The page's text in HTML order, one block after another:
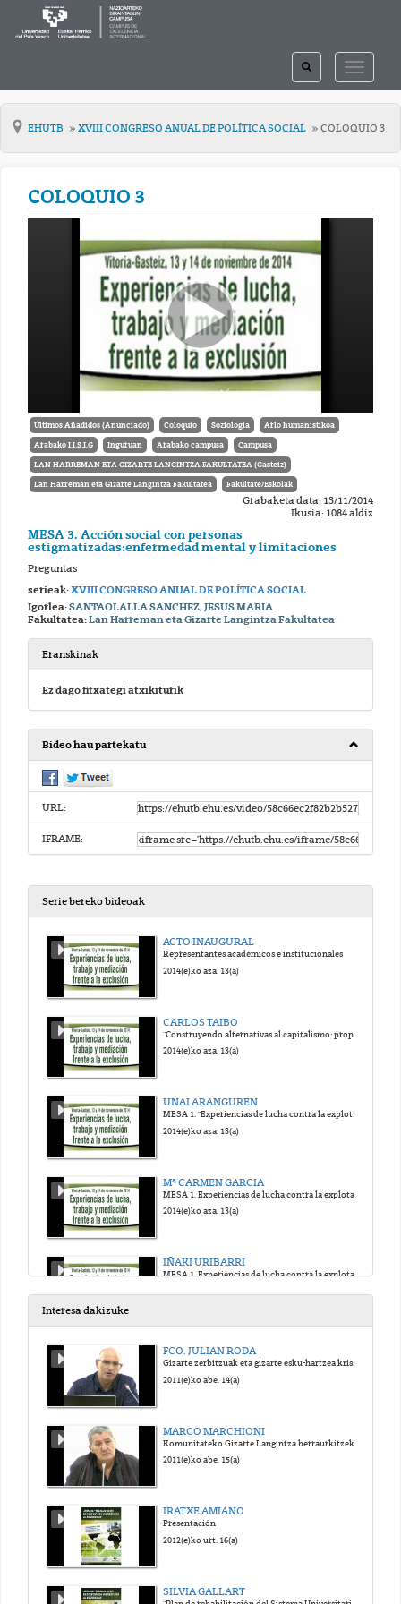
TOGGLE
TOGGLE
SEARCH
EHUTB XVIII CONGRESO ANUAL DE POLÍTICA SOCIAL COLOQUIO 3
COLOQUIO 3
Últimos Añadidos (Anunciado) Coloquio Soziologia Arlo humanistikoa
Arabako I.I.S.I.G Inguruan Arabako campusa Campusa
LAN HARREMAN ETA GIZARTE LANGINTZA FAKULTATEA (Gasteiz)
Lan Harreman eta Gizarte Langintza Fakultatea Fakultate/Eskolak
Grabaketa data: 13/11/2014
Ikusia: 1084 aldiz
MESA 3. Acción social con personas
estigmatizadas:enfermedad mental y limitaciones
Preguntas
serieak:XVIII CONGRESO ANUAL DE POLÍTICA SOCIAL
Igorlea:SANTAOLALLA SANCHEZ, JESUS MARIA
Fakultatea:Lan Harreman eta Gizarte Langintza Fakultatea
Eranskinak
Ez dago fitxategi atxikiturik
Bideo hau partekatu
URL:
IFRAME:
Serie bereko bideoak
ACTO INAUGURAL
Representantes académicos e institucionales
2014(e)ko aza. 13(a)
CARLOS TAIBO
"Construyendo alternativas al capitalismo: propuestas y experiencias transformadoras"
2014(e)ko aza. 13(a)
UNAI ARANGUREN
MESA 1. "Experiencias de lucha contra la explotación y la pobreza"
2014(e)ko aza. 13(a)
Mª CARMEN GARCIA
2014(e)ko aza. 13(a)
IÑAKI URIBARRI
MESA 1. Experiencias de lucha contra la explotación y la pobreza
Interesa dakizuke
FCO. JULIAN RODA
Gizarte zerbitzuak eta gizarte esku-hartzea krisi garaietan: bilakaera eta joerak
2011(e)ko abe. 14(a)
MARCO MARCHIONI
2011(e)ko abe. 15(a)
IRATXE AMIANO
Presentación
2012(e)ko urt. 16(a)
SILVIA GALLART